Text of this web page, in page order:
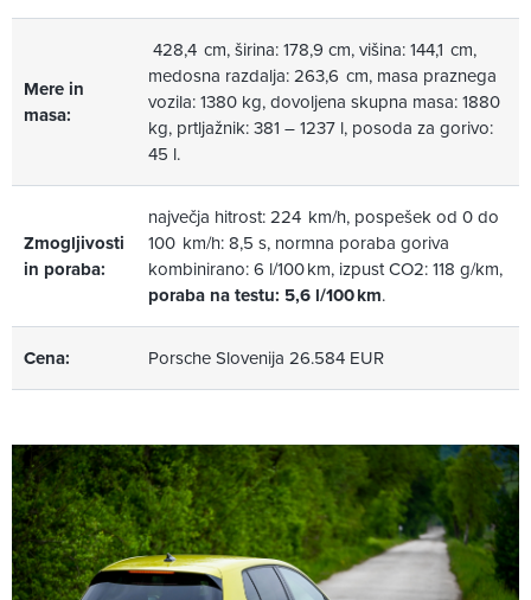
Mere in
masa:
428,4 cm, širina: 178,9 cm, višina: 144,1 cm,
medosna razdalja: 263,6 cm, masa praznega
vozila: 1380 kg, dovoljena skupna masa: 1880
kg, prtljažnik: 381 – 1237 l, posoda za gorivo:
45 l.
Zmogljivosti
in poraba:
največja hitrost: 224 km/h, pospešek od 0 do
100 km/h: 8,5 s, normna poraba goriva
kombinirano: 6 l/100 km, izpust CO2: 118 g/km,
poraba na testu: 5,6 l/100 km.
Cena: Porsche Slovenija 26.584 EUR